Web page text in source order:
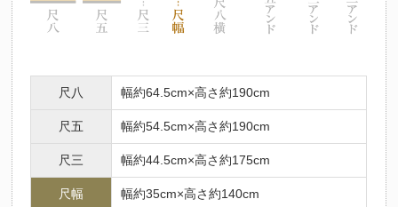
尺八 幅約64.5cm×高さ約190cm
尺五 幅約54.5cm×高さ約190cm
尺三 幅約44.5cm×高さ約175cm
尺幅 幅約35cm×高さ約140cm